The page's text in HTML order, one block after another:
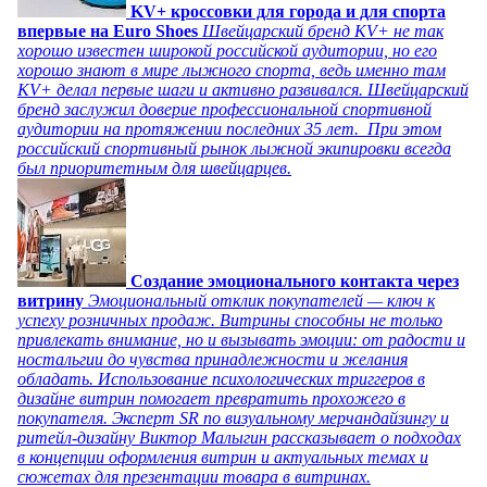
KV+ кроссовки для города и для спорта
впервые на Euro Shoes Швейцарский бренд KV+ не так
хорошо известен широкой российской аудитории, но его
хорошо знают в мире лыжного спорта, ведь именно там
KV+ делал первые шаги и активно развивался. Швейцарский
бренд заслужил доверие профессиональной спортивной
аудитории на протяжении последних 35 лет. При этом
российский спортивный рынок лыжной экипировки всегда
был приоритетным для швейцарцев.
Создание эмоционального контакта через
витрину Эмоциональный отклик покупателей — ключ к
успеху розничных продаж. Витрины способны не только
привлекать внимание, но и вызывать эмоции: от радости и
ностальгии до чувства принадлежности и желания
обладать. Использование психологических триггеров в
дизайне витрин помогает превратить прохожего в
покупателя. Эксперт SR по визуальному мерчандайзингу и
ритейл-дизайну Виктор Малыгин рассказывает о подходах
в концепции оформления витрин и актуальных темах и
сюжетах для презентации товара в витринах.